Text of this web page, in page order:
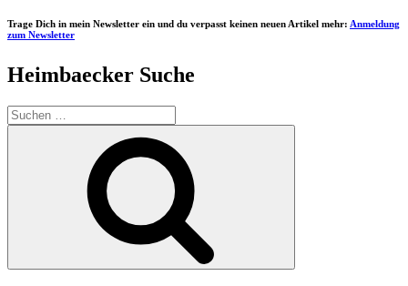
Trage Dich in mein Newsletter ein und du verpasst keinen neuen Artikel mehr: Anmeldung
zum Newsletter
Heimbaecker Suche
Suchen
nach: